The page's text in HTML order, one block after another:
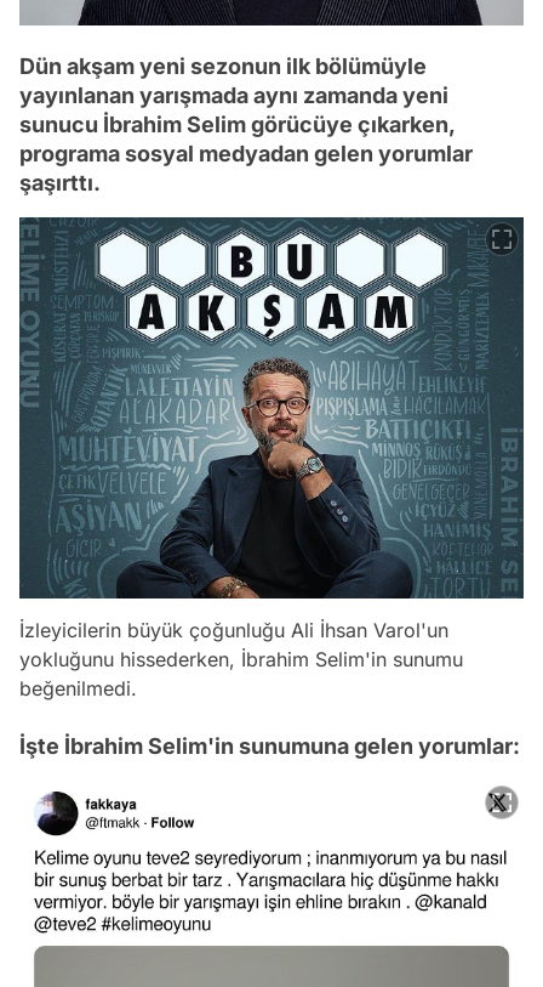
Dün akşam yeni sezonun ilk bölümüyle
yayınlanan yarışmada aynı zamanda yeni
sunucu İbrahim Selim görücüye çıkarken,
programa sosyal medyadan gelen yorumlar
şaşırttı.
İzleyicilerin büyük çoğunluğu Ali İhsan Varol'un
yokluğunu hissederken, İbrahim Selim'in sunumu
beğenilmedi.
İşte İbrahim Selim'in sunumuna gelen yorumlar: